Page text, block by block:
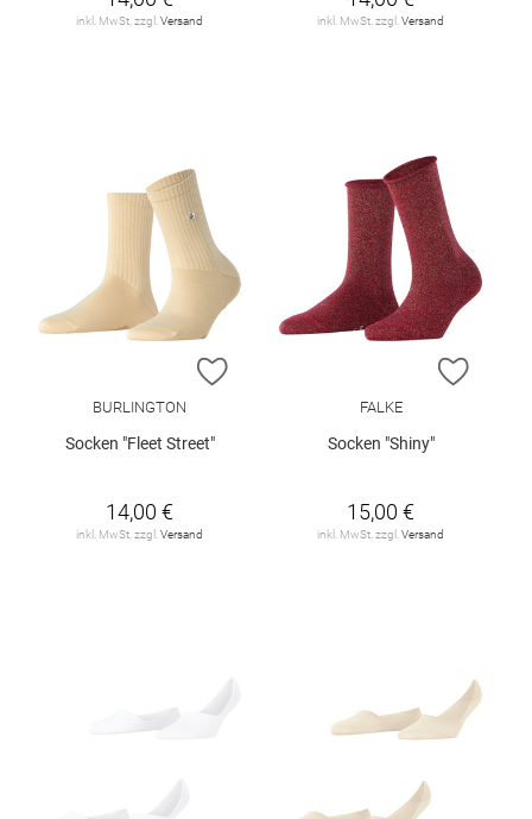
inkl. MwSt. zzgl. Versand inkl. MwSt. zzgl. Versand
ZUR WUNSCHLISTE HINZUFÜGEN
BURLINGTON
Socken "Fleet Street"
14,00 €
inkl. MwSt. zzgl.Versand
ZUR
FALKE
Socken "Shiny"
15,00 €
inkl. MwSt. zzgl.Versand